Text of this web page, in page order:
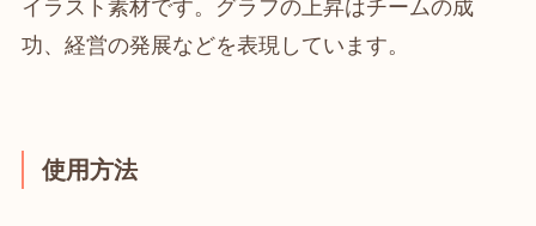
イラスト素材です。グラフの上昇はチームの成
功、経営の発展などを表現しています。
使用方法